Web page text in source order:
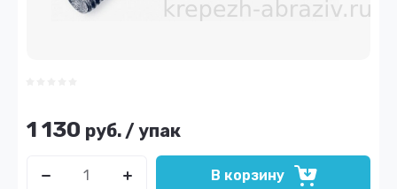
1 130 руб. /упак
В корзину